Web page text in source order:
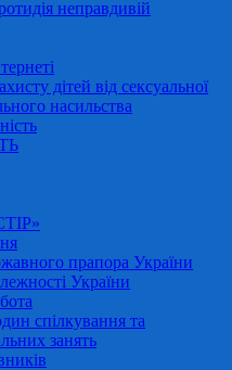
неправдивій
дітей від сексуальної
насильства
прапора України
України
спілкування та
занять